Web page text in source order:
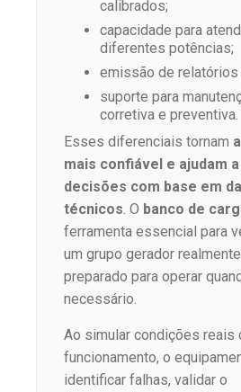
calibrados;
capacidade para
diferentes potências;
emissão de relatórios
suporte para
corretiva e preventiva.
Esses diferenciais tornam
mais confiável e ajudam
decisões com base em
técnicos . O banco de
ferramenta essencial para
um grupo gerador
preparado para operar
necessário.
Ao simular condições reais
funcionamento, o
identificar falhas, validar o